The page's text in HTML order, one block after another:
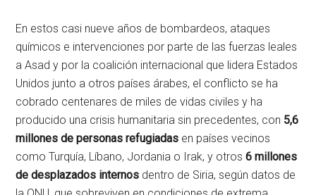
En estos casi nueve años de bombardeos, ataques
químicos e intervenciones por parte de las fuerzas leales
a Asad y por la coalición internacional que lidera Estados
Unidos junto a otros países árabes, el conflicto se ha
cobrado centenares de miles de vidas civiles y ha
producido una crisis humanitaria sin precedentes, con 5,6
millones de personas refugiadas en países vecinos
como Turquía, Líbano, Jordania o Irak, y otros6 millones
de desplazados internos dentro de Siria, según datos de